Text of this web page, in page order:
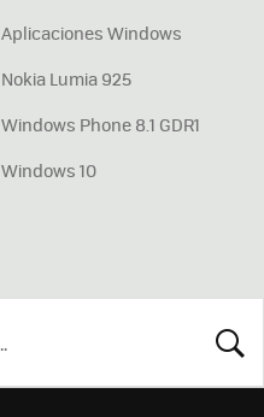
Aplicaciones Windows
Nokia Lumia 925
Windows Phone 8.1 GDR1
Windows 10